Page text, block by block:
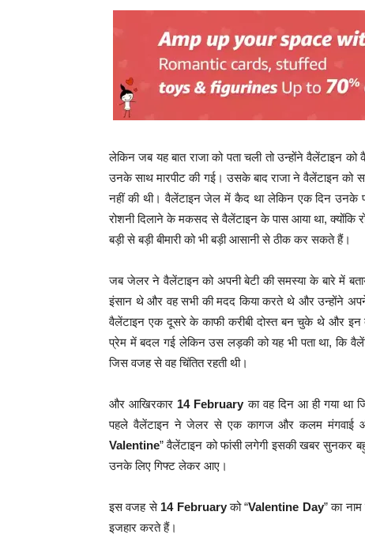
लेकिन जब यह बात राजा को पता चली तो उन्होंने वैलेंटाइन को
उनके साथ मारपीट की गई। उसके बाद राजा ने वैलेंटाइन को
नहीं की थी।वैलेंटाइन जेल में कैद था लेकिन एक दिन उनके
रोशनी दिलाने के मकसद से वैलेंटाइन के पास आया था, क्योंकि
बड़ी से बड़ी बीमारी को भी बड़ी आसानी से ठीक कर सकते हैं।
जब जेलर ने वैलेंटाइन को अपनी बेटी की समस्या के बारे में
इंसान थे और वह सभी की मदद किया करते थे और उन्होंने
वैलेंटाइन एक दूसरे के काफी करीबी दोस्त बन चुके थे और इन
प्रेम में बदल गई लेकिन उस लड़की को यह भी पता था, कि
जिस वजह से वह चिंतित रहती थी।
और आखिरकार 14 February का वह दिन आ ही गया था
पहले वैलेंटाइन ने जेलर से एक कागज और कलम मंगवाई
Valentine” वैलेंटाइन को फांसी लगेगी इसकी खबर
उनके लिए गिफ्ट लेकर आए।
इस वजह से 14 Februaryको “Valentine Day” का
इजहार करते हैं।